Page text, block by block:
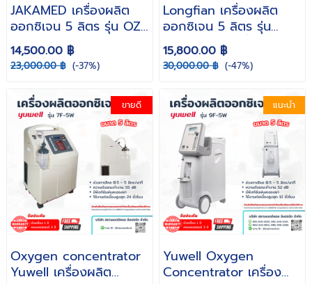
JAKAMED เครื่องผลิต
ออกซิเจน 5 ลิตร รุ่น OZ-
5-02TW0 ( Oxygen
concentrator ) รับ
ประกัน 2 ปี
14,500.00 ฿
23,000.00 ฿ (-37%)
Longfian เครื่องผลิต
ออกซิเจน 5 ลิตร รุ่น
JAY-5BW ( เครื่องให้
ออกซิเจน ผู้ป่วย พ่นยา
ได้ ใช้งานได้ต่อเนื่อง 24
ชม. )
15,800.00 ฿
30,000.00 ฿ (-47%)
ขายดี
Oxygen concentrator
Yuwell เครื่องผลิต
แนะนำ
Yuwell Oxygen
Concentrator เครื่อง